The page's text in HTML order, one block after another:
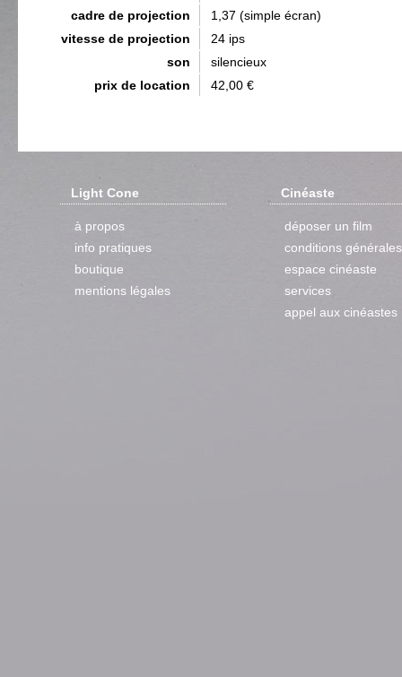
cadre de projection
1,37 (simple écran)
vitesse de projection
24 ips
son
silencieux
prix de location
42,00 €
Light Cone
à propos
info pratiques
boutique
mentions légales
Cinéaste
déposer un film
conditions générales
espace cinéaste
services
appel aux cinéastes